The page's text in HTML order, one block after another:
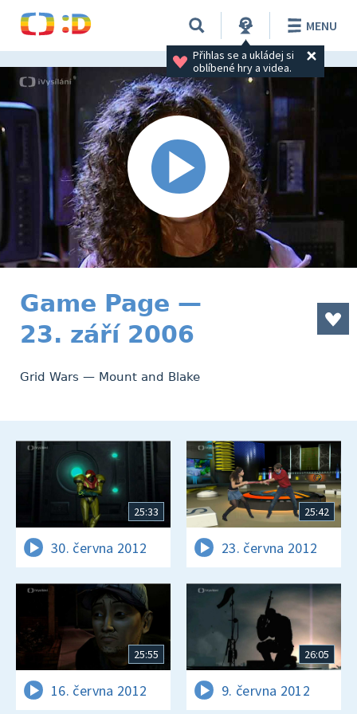
Přihlas se a ukládej si
oblíbené hry a videa.
MENU
Game Page —
23. září 2006
Grid Wars — Mount and Blake
25:33
30. června 2012
25:42
23. června 2012
25:55
16. června 2012
26:05
9. června 2012